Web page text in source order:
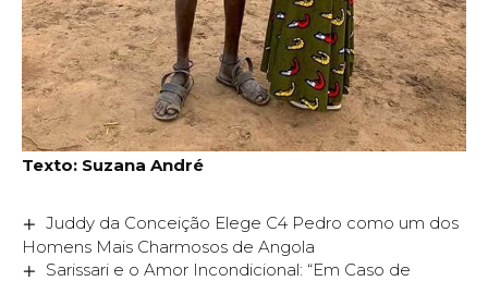
Texto: Suzana André
Juddy da Conceição Elege C4 Pedro como um dos
Homens Mais Charmosos de Angola
Sarissari e o Amor Incondicional: “Em Caso de